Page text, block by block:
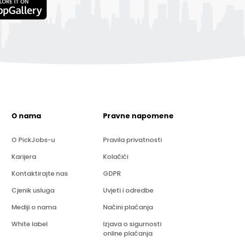
O nama
O PickJobs-u
Karijera
Kontaktirajte nas
Cjenik usluga
Mediji o nama
White label
Pravne napomene
Pravila privatnosti
Kolačići
GDPR
Uvjeti i odredbe
Načini plaćanja
Izjava o sigurnosti
online plaćanja